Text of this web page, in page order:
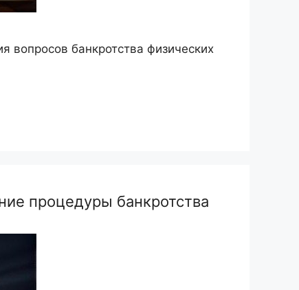
вопросов банкротства физических
процедуры банкротства